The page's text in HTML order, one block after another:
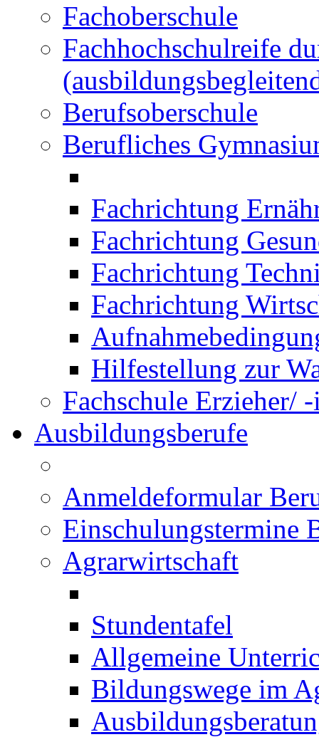
Fachoberschule
Fachhochschulreife
Berufsoberschule
Berufliches
Fachrichtung
Fachrichtung
Fachrichtung
Fachrichtung
Hilfestellung zur
Fachschule Erzieher/
Ausbildungsberufe
Anmeldeformular
Einschulungstermine
Agrarwirtschaft
Stundentafel
Allgemeine
Bildungswege im